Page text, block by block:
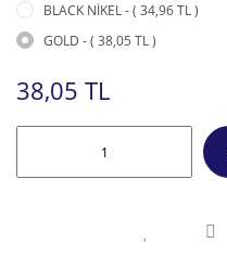
BLACK NİKEL - ( 34,96 TL )
GOLD - ( 38,05 TL )
38,05 TL